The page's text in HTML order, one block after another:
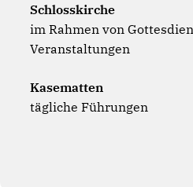
Schlosskirche
im Rahmen von
Veranstaltungen
Kasematten
tägliche Führungen